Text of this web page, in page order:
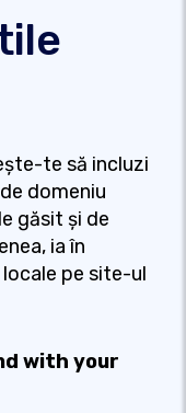
te să incluzi
domeniu
găsit și de
ia în
pe site-ul
with your